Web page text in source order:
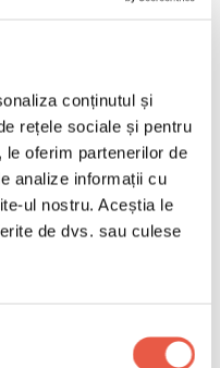
conținutul și
rețele sociale și pentru
oferim partenerilor de
analize informații cu
ul nostru. Aceștia le
de dvs. sau culese
stricte pentru turiști. Zeci
Ibiza, Canare și Costa del
până la 2.000 de euro.
în public: în Marbella și
atrage amenzi de
și în Magaluf, o localitate